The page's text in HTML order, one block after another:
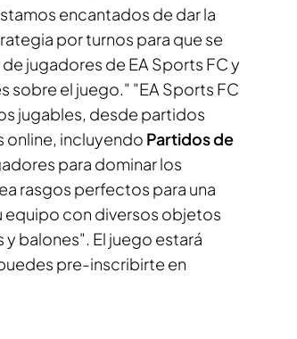
encantados de dar la
por turnos para que se
jugadores de EA Sports FC y
el juego." "EA Sports FC
jugables, desde partidos
online, incluyendo Partidos de
para dominar los
rasgos perfectos para una
equipo con diversos objetos
balones". El juego estará
pre-inscribirte en